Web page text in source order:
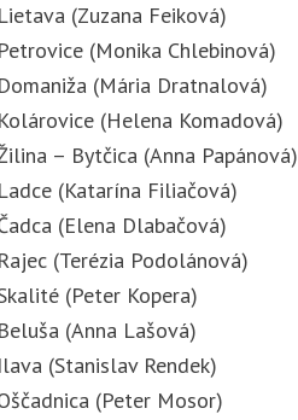
(Zuzana Feiková)
(Monika Chlebinová)
(Mária Dratnalová)
(Helena Komadová)
– Bytčica (Anna Papánová)
(Katarína Filiačová)
(Elena Dlabačová)
(Terézia Podolánová)
(Peter Kopera)
(Anna Lašová)
(Stanislav Rendek)
(Peter Mosor)